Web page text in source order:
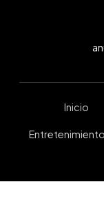
Inicio
Entretenimiento